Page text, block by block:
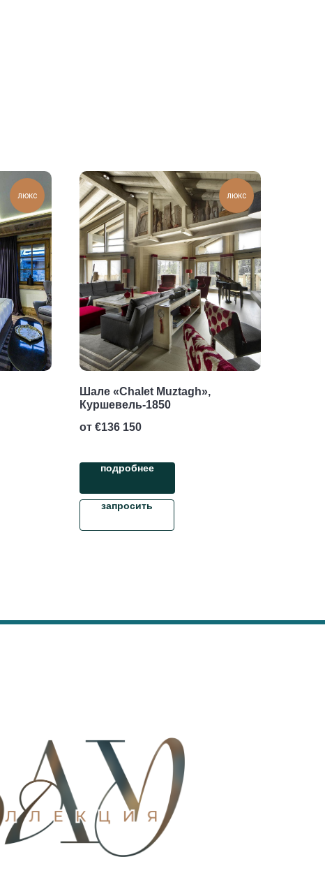
люкс люкс
Шале «Chalet Muztagh»,
Куршевель-1850
от €136 150
подробнее
запросить